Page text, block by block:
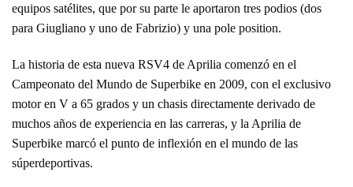
equipos satélites, que por su parte le aportaron tres podios (dos
para Giugliano y uno de Fabrizio) y una pole position.
La historia de esta nueva RSV4 de Aprilia comenzó en el
Campeonato del Mundo de Superbike en 2009, con el exclusivo
motor en V a 65 grados y un chasis directamente derivado de
muchos años de experiencia en las carreras, y la Aprilia de
Superbike marcó el punto de inflexión en el mundo de las
súperdeportivas.